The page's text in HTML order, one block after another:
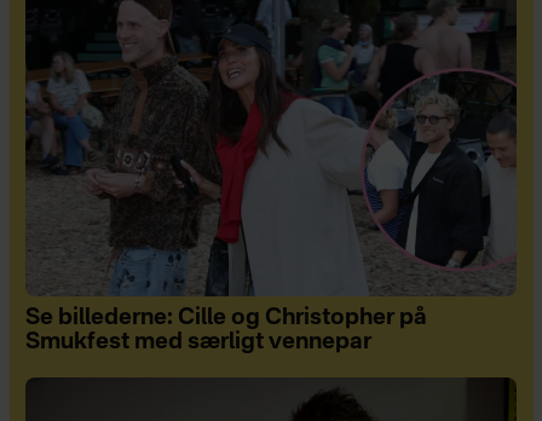
Se billederne: Cille og Christopher på
Smukfest med særligt vennepar